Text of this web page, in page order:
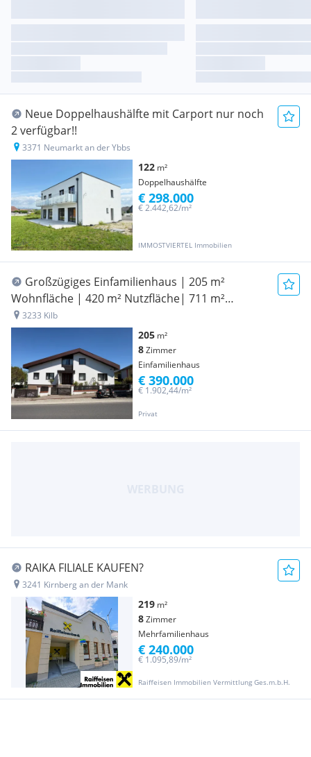
Neue Doppelhaushälfte mit Carport nur noch
2 verfügbar!!
3371 Neumarkt an der Ybbs
122 m²
Doppelhaushälfte
IMMOSTVIERTEL Immobilien
€ 2.442,62/m²
€ 298.000
Großzügiges Einfamilienhaus | 205 m²
Wohnfläche | 420 m² Nutzfläche| 711 m²
Grundstück | Garage | Terrasse | Kilb
3233 Kilb
205 m²
8Zimmer
Einfamilienhaus
Privat
€ 1.902,44/m²
€ 390.000
RAIKA FILIALE KAUFEN?
3241 Kirnberg an der Mank
219 m²
8Zimmer
Mehrfamilienhaus
Raiffeisen Immobilien Vermittlung Ges.m.b.H.
€ 1.095,89/m²
€ 240.000